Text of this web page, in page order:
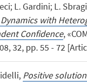
L. Gardini; L.
with
Confidence,
32, pp. 55 - 72
Positive